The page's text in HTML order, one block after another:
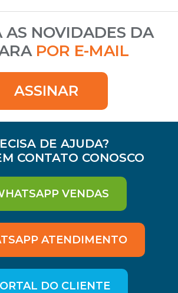
AS NOVIDADES DA
POR E-MAIL
ASSINAR
DE AJUDA?
CONTATO CONOSCO
VENDAS
ATENDIMENTO
DO CLIENTE